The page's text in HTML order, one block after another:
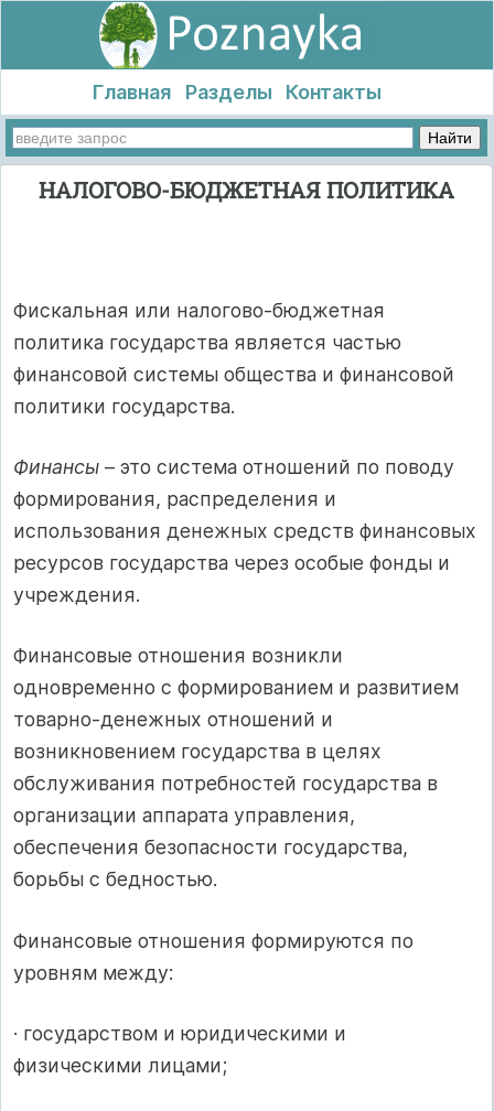
Главная Разделы Контакты
НАЛОГОВО-БЮДЖЕТНАЯ ПОЛИТИКА
Фискальная или налогово-бюджетная
политика государства является частью
финансовой системы общества и финансовой
политики государства.
Финансы – это система отношений по поводу
формирования, распределения и
использования денежных средств финансовых
ресурсов государства через особые фонды и
учреждения.
Финансовые отношения возникли
одновременно с формированием и развитием
товарно-денежных отношений и
возникновением государства в целях
обслуживания потребностей государства в
организации аппарата управления,
обеспечения безопасности государства,
борьбы с бедностью.
Финансовые отношения формируются по
уровням между:
· государством и юридическими и
физическими лицами;